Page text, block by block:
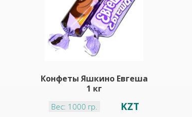
Конфеты Яшкино Евгеша
1 кг
Вес: 1000 гр. KZT